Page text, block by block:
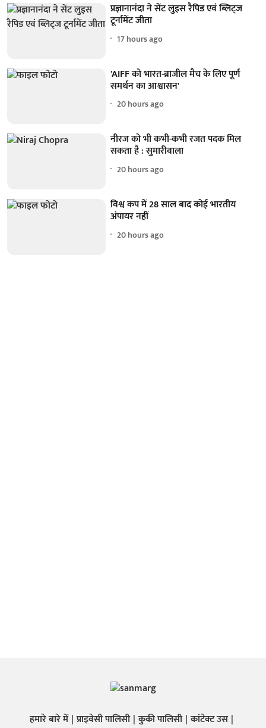
प्रज्ञानानंदा ने सेंट लुइस रैपिड एवं ब्लिट्ज
टूर्नामेंट जीता
17 hours ago
'AIFF को भारत-ब्राजील मैच के लिए पूर्ण
समर्थन का आश्वासन'
20 hours ago
नीरज को भी कभी-कभी रजत पदक मिल
सकता है : सुमारीवाला
20 hours ago
विश्व कप में 28 साल बाद कोई भारतीय
अंपायर नहीं
20 hours ago
हमारे बारे में प्राइवेसी पालिसी कुकी पालिसी कांटेक्ट उस